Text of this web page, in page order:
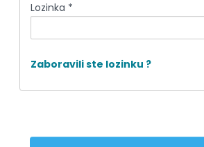
Lozinka *
Zaboravili ste lozinku ?